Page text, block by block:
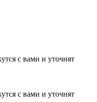
с вами и уточнят
с вами и уточнят